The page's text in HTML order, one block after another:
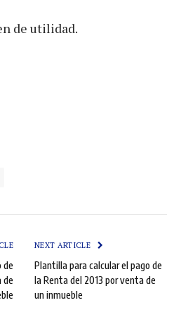
de utilidad.
de
de
NEXT ARTICLE
Plantilla para calcular el pago de
la Renta del 2013 por venta de
un inmueble